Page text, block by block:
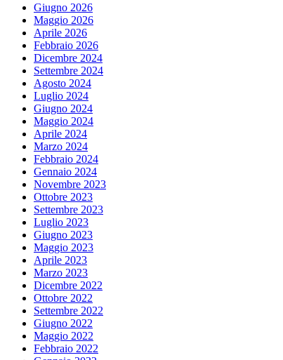
Giugno 2026
Maggio 2026
Aprile 2026
Febbraio 2026
Dicembre 2024
Settembre 2024
Agosto 2024
Luglio 2024
Giugno 2024
Maggio 2024
Aprile 2024
Marzo 2024
Febbraio 2024
Gennaio 2024
Novembre 2023
Ottobre 2023
Settembre 2023
Luglio 2023
Giugno 2023
Maggio 2023
Aprile 2023
Marzo 2023
Dicembre 2022
Ottobre 2022
Settembre 2022
Giugno 2022
Maggio 2022
Febbraio 2022